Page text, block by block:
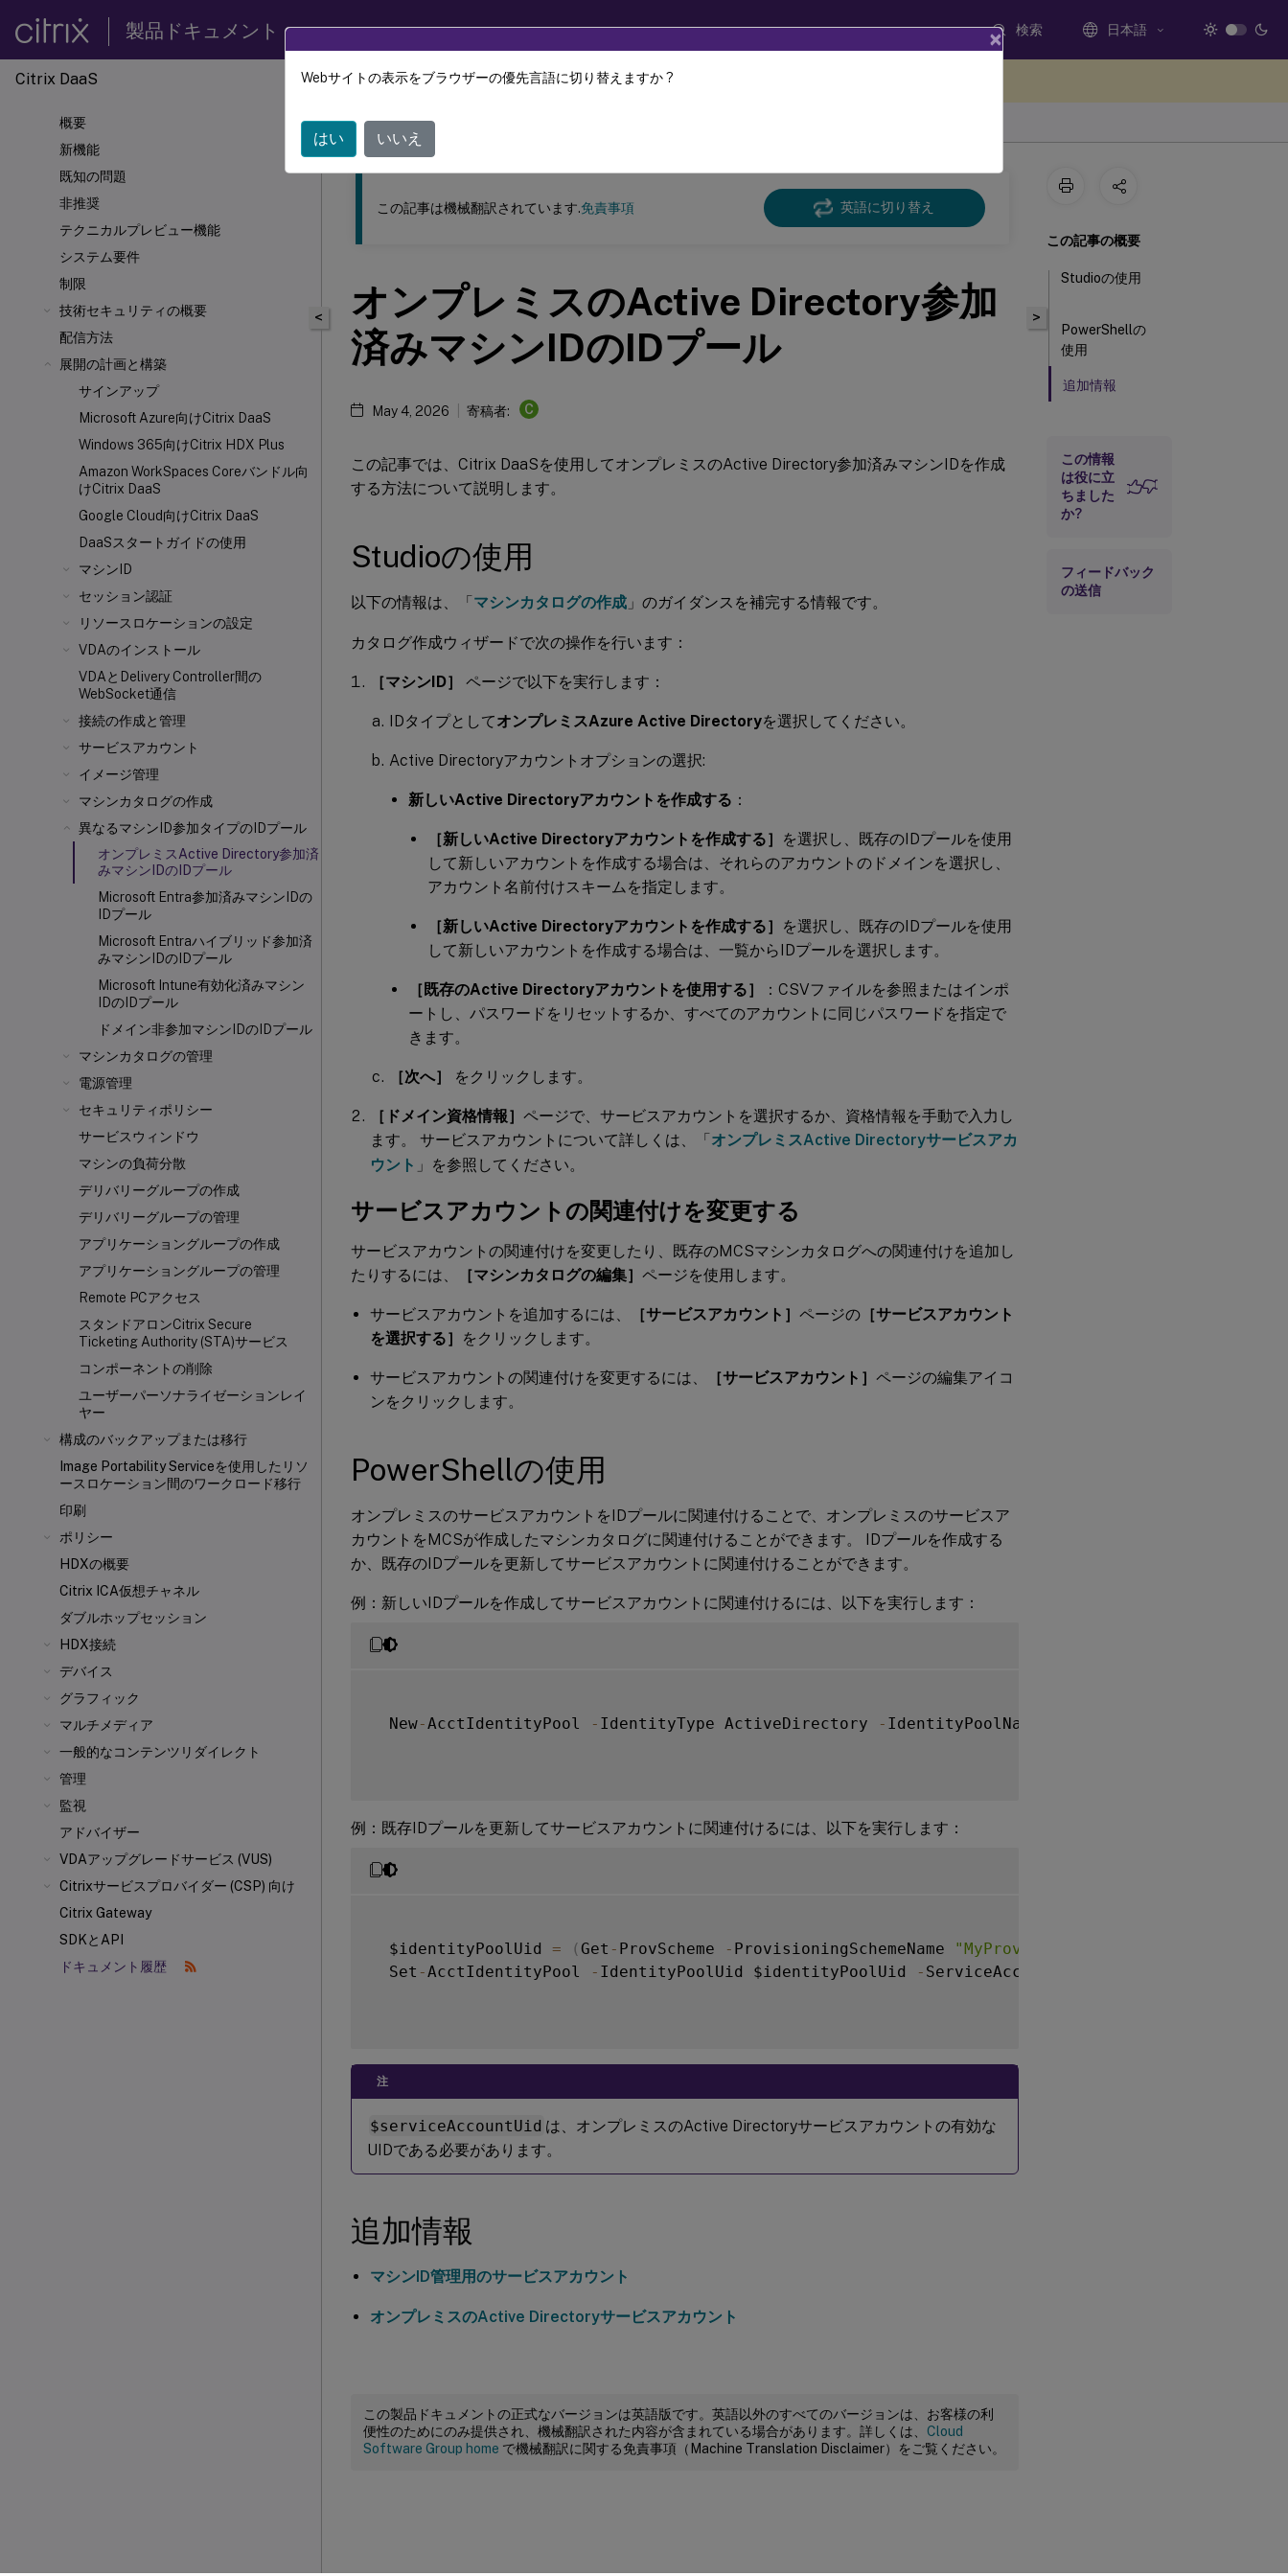
製品ドキュメント 検索 日本語
Citrix DaaS
概要
新機能
既知の問題
非推奨
テクニカルプレビュー機能
システム要件
制限
技術セキュリティの概要
配信方法
展開の計画と構築
サインアップ
Microsoft Azure向けCitrix DaaS
Windows 365向けCitrix HDX Plus
Amazon WorkSpaces Coreバンドル向
けCitrix DaaS
Google Cloud向けCitrix DaaS
DaaSスタートガイドの使用
マシンID
セッション認証
リソースロケーションの設定
VDAのインストール
VDAとDelivery Controller間の
WebSocket通信
接続の作成と管理
サービスアカウント
イメージ管理
マシンカタログの作成
異なるマシンID参加タイプのIDプール
オンプレミスActive Directory参加済
みマシンIDのIDプール
Microsoft Entra参加済みマシンIDの
IDプール
Microsoft Entraハイブリッド参加済
みマシンIDのIDプール
Microsoft Intune有効化済みマシン
IDのIDプール
ドメイン非参加マシンIDのIDプール
マシンカタログの管理
電源管理
セキュリティポリシー
サービスウィンドウ
マシンの負荷分散
デリバリーグループの作成
デリバリーグループの管理
アプリケーショングループの作成
アプリケーショングループの管理
Remote PCアクセス
スタンドアロンCitrix Secure
Ticketing Authority (STA)サービス
コンポーネントの削除
ユーザーパーソナライゼーションレイ
ヤー
構成のバックアップまたは移行
Image Portability Serviceを使用したリソ
ースロケーション間のワークロード移行
印刷
ポリシー
HDXの概要
Citrix ICA仮想チャネル
ダブルホップセッション
HDX接続
デバイス
グラフィック
マルチメディア
一般的なコンテンツリダイレクト
管理
監視
アドバイザー
VDAアップグレードサービス (VUS)
Citrixサービスプロバイダー (CSP) 向け
Citrix Gateway
SDKとAPI
ドキュメント履歴
このコンテンツは動的に機械翻訳されています。
Citrix DaaS
<
この記事は機械翻訳されています.免責事項 英語に切り替え
オンプレミスのActive Directory参加
済みマシンIDのIDプール
May 4, 2026 寄稿者: C
この記事では、Citrix DaaSを使用してオンプレミスのActive Directory参加済みマシンIDを作成
する方法について説明します。
Studioの使用
以下の情報は、「マシンカタログの作成 」のガイダンスを補完する情報です。
カタログ作成ウィザードで次の操作を行います：
［マシンID］ ページで以下を実行します：
IDタイプとしてオンプレミスAzure Active Directoryを選択してください。
Active Directoryアカウントオプションの選択:
新しいActive Directoryアカウントを作成する ：
［新しいActive Directoryアカウントを作成する］
を選択し、既存のIDプールを使用
して新しいアカウントを作成する場合は、それらのアカウントのドメインを選択し、
アカウント名前付けスキームを指定します。
［新しいActive Directoryアカウントを作成する］
を選択し、既存のIDプールを使用
して新しいアカウントを作成する場合は、一覧からIDプールを選択します。
［既存のActive Directoryアカウントを使用する］
：CSVファイルを参照またはインポ
ートし、パスワードをリセットするか、すべてのアカウントに同じパスワードを指定で
きます。
［次へ］ をクリックします。
［ドメイン資格情報］ ページで、サービスアカウントを選択するか、資格情報を手動で入力し
ます。 サービスアカウントについて詳しくは、「オンプレミスActive Directoryサービスアカ
ウント 」を参照してください。
サービスアカウントの関連付けを変更する
サービスアカウントの関連付けを変更したり、既存のMCSマシンカタログへの関連付けを追加し
たりするには、
［マシンカタログの編集］ ページを使用します。
サービスアカウントを追加するには、 ［サービスアカウント］ ページの ［サービスアカウント
を選択する］
をクリックします。
サービスアカウントの関連付けを変更するには、 ［サービスアカウント］ ページの編集アイコ
ンをクリックします。
PowerShellの使用
オンプレミスのサービスアカウントをIDプールに関連付けることで、オンプレミスのサービスア
カウントをMCSが作成したマシンカタログに関連付けることができます。 IDプールを作成する
か、既存のIDプールを更新してサービスアカウントに関連付けることができます。
例：新しいIDプールを作成してサービスアカウントに関連付けるには、以下を実行します：
  New
-AcctIdentityPool - IdentityType ActiveDirectory - IdentityPoolName MyPool
例：既存IDプールを更新してサービスアカウントに関連付けるには、以下を実行します：
  $identityPoolUid
= ( Get - ProvScheme - ProvisioningSchemeName "MyProvScheme"
  Set
-AcctIdentityPool - IdentityPoolUid $identityPoolUid - ServiceAccountUid $serviceAccountUid
注
$serviceAccountUid は、オンプレミスのActive Directoryサービスアカウントの有効な
UIDである必要があります。
追加情報
マシンID管理用のサービスアカウント
オンプレミスのActive Directoryサービスアカウント
この製品ドキュメントの正式なバージョンは英語版です。英語以外のすべてのバージョンは、お客様の利
便性のためにのみ提供され、機械翻訳された内容が含まれている場合があります。詳しくは、 Cloud
Software Group home で機械翻訳に関する免責事項（Machine Translation Disclaimer）をご覧ください。
>
この記事の概要
Studioの使用
PowerShellの
使用
追加情報
この情報
は役に立
ちました
か?
フィードバック
の送信
×
Webサイトの表示をブラウザーの優先言語に切り替えますか ?
はい いいえ